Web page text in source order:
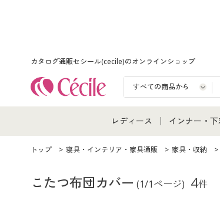
カタログ通販セシール(cecile)のオンラインショップ
レディース
レディース通販すべて
レディースファッション
インナー・
インナー・
女性下着
トップ 寝具・インテリア・家具通販 家具・収納
こたつ布団カバー (1/1ページ) 4件